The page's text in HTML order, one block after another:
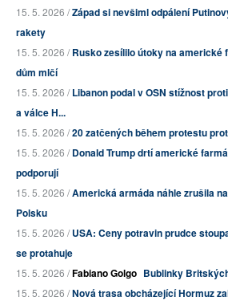
15. 5. 2026 /Západ si nevšiml odpálení
rakety
15. 5. 2026 /Rusko zesílilo útoky na americké
dům mlčí
15. 5. 2026 /Libanon podal v OSN stížnost
a válce H...
15. 5. 2026 /20 zatčených během protestu
15. 5. 2026 /Donald Trump drtí americké
podporují
15. 5. 2026 /Americká armáda náhle zrušila
Polsku
15. 5. 2026 /USA: Ceny potravin prudce
se protahuje
15. 5. 2026 /Fabiano Golgo Bublinky
15. 5. 2026 /Nová trasa obcházející Hormuz